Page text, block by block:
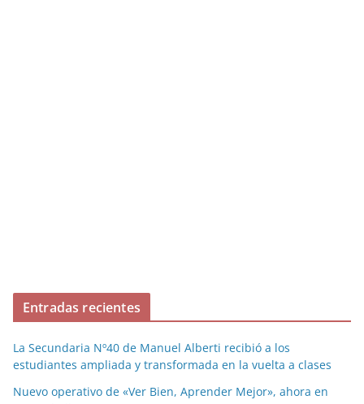
Entradas recientes
La Secundaria Nº40 de Manuel Alberti recibió a los
estudiantes ampliada y transformada en la vuelta a clases
Nuevo operativo de «Ver Bien, Aprender Mejor», ahora en